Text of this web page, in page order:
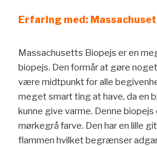
Erfaring med:
Massachusetts Biopejs er en
biopejs. Den formår at gøre
være midtpunkt for alle
meget smart ting at have, da en
kunne give varme. Denne
mørkegrå farve. Den har en lille
flammen hvilket begrænser